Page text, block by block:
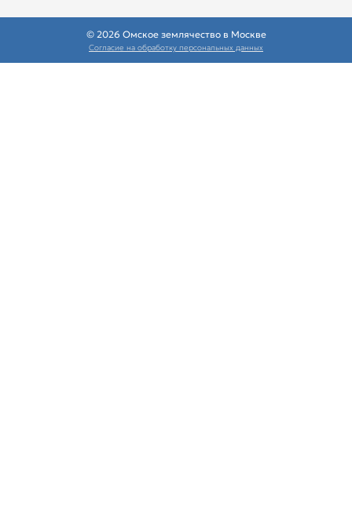
© 2026 Омское землячество в Москве
Согласие на обработку персональных данных